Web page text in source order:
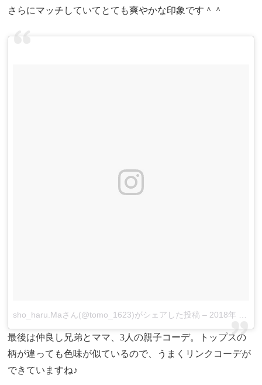
さらにマッチしていてとても爽やかな印象です＾＾
sho_haru.Maさん(@tomo_1623)がシェアした投稿 – 2018年 7月月25日午後9時53分PDT
最後は仲良し兄弟とママ、3人の親子コーデ。トップスの
柄が違っても色味が似ているので、うまくリンクコーデが
できていますね♪